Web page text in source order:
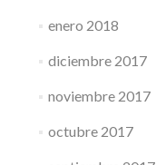
enero 2018
diciembre 2017
noviembre 2017
octubre 2017